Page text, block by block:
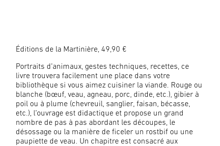
Éditions de la Martinière, 49,90 €
Portraits d’animaux, gestes techniques, recettes, ce
livre trouvera facilement une place dans votre
bibliothèque si vous aimez cuisiner la viande. Rouge ou
blanche (bœuf, veau, agneau, porc, dinde, etc.), gibier à
poil ou à plume (chevreuil, sanglier, faisan, bécasse,
etc.), l’ouvrage est didactique et propose un grand
nombre de pas à pas abordant les découpes, le
désossage ou la manière de ficeler un rostbif ou une
paupiette de veau. Un chapitre est consacré aux